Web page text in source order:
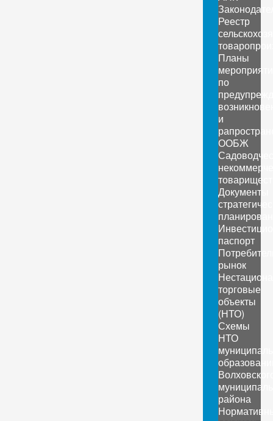
Реестр
Планы
по
и
ООБЖ
Документы
паспорт
рынок
торговые
объекты
(НТО)
Схемы
НТО
района